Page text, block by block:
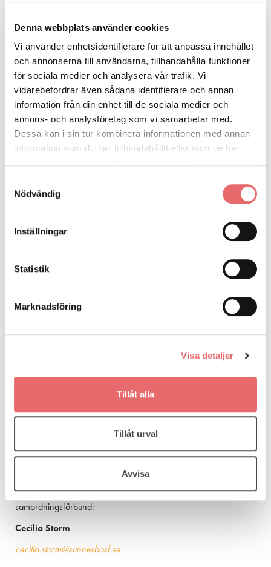
Denna webbplats använder cookies
Vi använder enhetsidentifierare för att anpassa innehållet
och annonserna till användarna, tillhandahålla funktioner
för sociala medier och analysera vår trafik. Vi
vidarebefordrar även sådana identifierare och annan
information från din enhet till de sociala medier och
annons- och analysföretag som vi samarbetar med.
Dessa kan i sin tur kombinera informationen med annan
information som du har tillhandahållit eller som de har
Nödvändig
Inställningar
Statistik
Marknadsföring
Visa detaljer
Tillåt alla
Tillåt urval
Avvisa
Hilda Ardash
hilda.ardash@almhult.se
0476-64 27 02
Våra koordinatorer tillsammans med processledare
Vill du veta mer är du välkommen att kontakta Sunnerbo
samordningsförbund:
Cecilia Storm
cecilia.storm@sunnerbosf.se